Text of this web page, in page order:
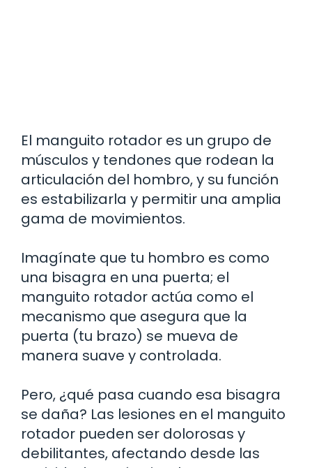
El manguito rotador es un grupo de
músculos y tendones que rodean la
articulación del hombro, y su función
es estabilizarla y permitir una amplia
gama de movimientos.
Imagínate que tu hombro es como
una bisagra en una puerta; el
manguito rotador actúa como el
mecanismo que asegura que la
puerta (tu brazo) se mueva de
manera suave y controlada.
Pero, ¿qué pasa cuando esa bisagra
se daña? Las lesiones en el manguito
rotador pueden ser dolorosas y
debilitantes, afectando desde las